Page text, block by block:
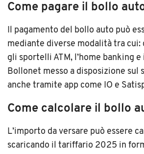
Come pagare il bollo
Il pagamento del bollo auto può
mediante diverse modalità tra
gli sportelli ATM, l’home banking
Bollonet messo a disposizione sul
anche tramite app come IO e
Come calcolare il bollo
L’importo da versare può essere
scaricando il tariffario 2025 in